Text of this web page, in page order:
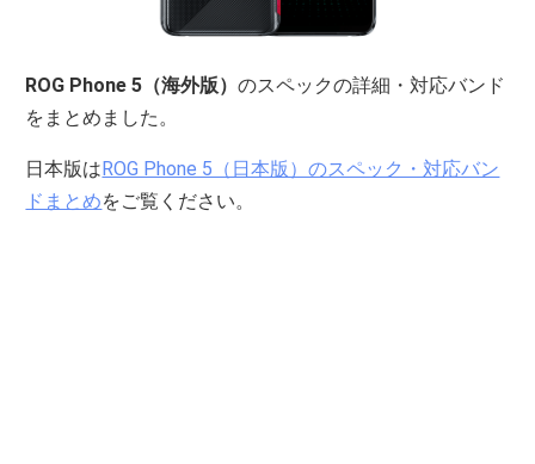
ROG Phone 5（海外版）のスペックの詳細・対応バンド
をまとめました。
日本版は ROG Phone 5（日本版）のスペック・対応バン
ドまとめをご覧ください。